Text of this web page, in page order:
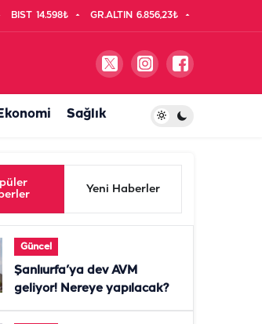
BIST 14.598₺ GR.ALTIN 6.856,23₺
Ekonomi Sağlık
Yeni Haberler
Güncel
Şanlıurfa’ya dev AVM
geliyor! Nereye yapılacak?